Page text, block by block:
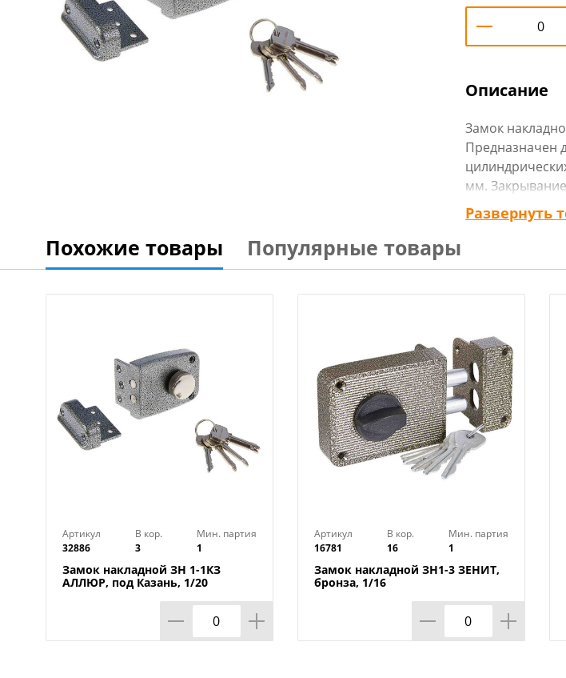
Описание
Замок
Предназначен
мм.
снаружи
Казань.
Количество
Цвет:
Модель:
Страна
Развернуть
Похожие товары Популярные товары
Артикул
32886
В кор.
3
Мин. партия
1
Замок накладной ЗН 1-1КЗ
АЛЛЮР, под Казань, 1/20
Артикул
16781
В кор.
16
Мин. партия
1
Замок накладной ЗН1-3 ЗЕНИТ,
бронза, 1/16